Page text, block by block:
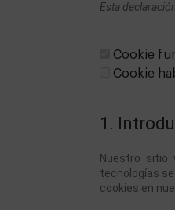
Esta
Cookie
Cookie
1.
Nuestro sitio
tecnologías
cookies en